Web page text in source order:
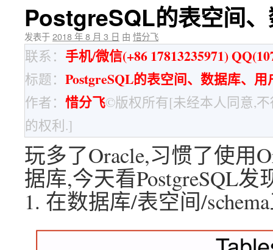
PostgreSQL的表空间
发表于2018 年 8 月 3 日 由 惜分飞
联系： 手机/微信(+86 17813235971)
标题： PostgreSQL的表空间、数据库、
作者： 惜分飞©版权所有[未经本人同意,
的权利.]
玩多了Oracle,习惯了使用
据库,今天看PostgreSQL
1. 在数据库/表空间/